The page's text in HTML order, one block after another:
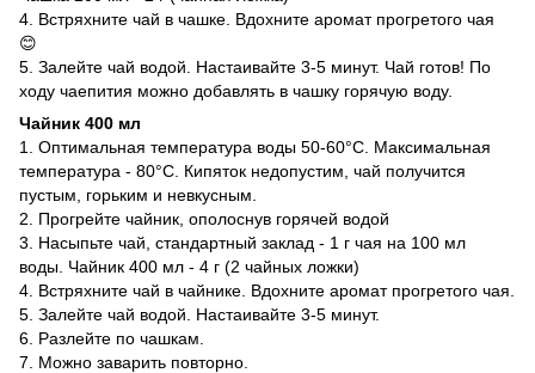
4. Встряхните чай в чашке. Вдохните аромат прогретого чая
😊
5. Залейте чай водой. Настаивайте 3-5 минут. Чай готов! По
ходу чаепития можно добавлять в чашку горячую воду.
Чайник 400 мл
1. Оптимальная температура воды 50-60°С. Максимальная
температура - 80°С. Кипяток недопустим, чай получится
пустым, горьким и невкусным.
2. Прогрейте чайник, ополоснув горячей водой
3. Насыпьте чай, стандартный заклад - 1 г чая на 100 мл
воды. Чайник 400 мл - 4 г (2 чайных ложки)
4. Встряхните чай в чайнике. Вдохните аромат прогретого чая.
5. Залейте чай водой. Настаивайте 3-5 минут.
6. Разлейте по чашкам.
7. Можно заварить повторно.